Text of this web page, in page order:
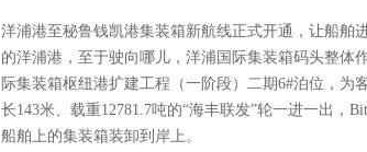
洋浦港至秘鲁钱凯港集装箱新航线正式开通，让船舶
的洋浦港，至于驶向哪儿，洋浦国际集装箱码头整体
际集装箱枢纽港扩建工程（一阶段）二期6#泊位，为
长143米、载重12781.7吨的“海丰联发”轮一进一出，
船舶上的集装箱装卸到岸上。